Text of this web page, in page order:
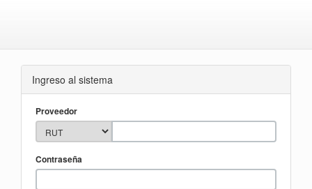
Ingreso al sistema
Proveedor
Contraseña